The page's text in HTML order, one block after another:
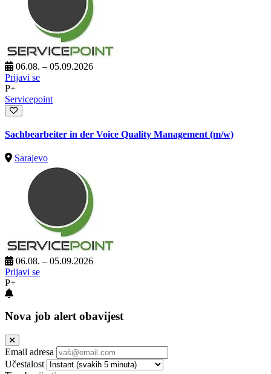
06.08. – 05.09.2026
Prijavi se
P+
Servicepoint
Sachbearbeiter in der Voice Quality Management (m/w)
Sarajevo
06.08. – 05.09.2026
Prijavi se
P+
Nova job alert obavijest
Email adresa
Učestalost